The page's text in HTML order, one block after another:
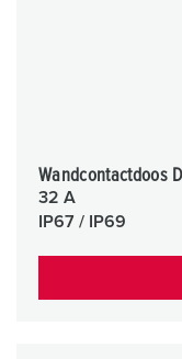
Wandcontactdoos
32 A
IP67 / IP69